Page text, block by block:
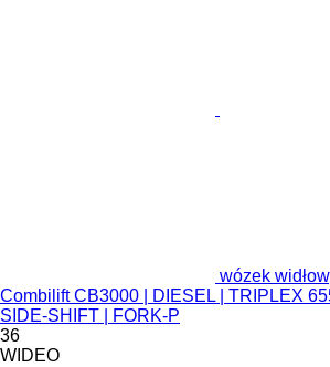
wózek
Combilift CB3000 | DIESEL | TRIPLEX
SIDE-SHIFT | FORK-P
36
WIDEO